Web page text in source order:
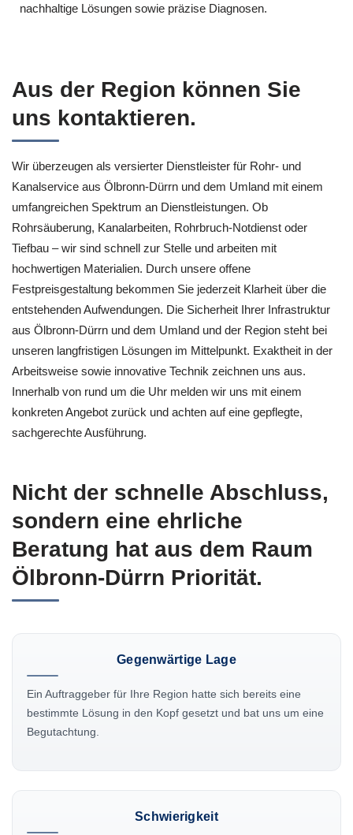
nachhaltige Lösungen sowie präzise Diagnosen.
Aus der Region können Sie
uns kontaktieren.
Wir überzeugen als versierter Dienstleister für Rohr- und
Kanalservice aus Ölbronn-Dürrn und dem Umland mit einem
umfangreichen Spektrum an Dienstleistungen. Ob
Rohrsäuberung, Kanalarbeiten, Rohrbruch-Notdienst oder
Tiefbau – wir sind schnell zur Stelle und arbeiten mit
hochwertigen Materialien. Durch unsere offene
Festpreisgestaltung bekommen Sie jederzeit Klarheit über die
entstehenden Aufwendungen. Die Sicherheit Ihrer Infrastruktur
aus Ölbronn-Dürrn und dem Umland und der Region steht bei
unseren langfristigen Lösungen im Mittelpunkt. Exaktheit in der
Arbeitsweise sowie innovative Technik zeichnen uns aus.
Innerhalb von rund um die Uhr melden wir uns mit einem
konkreten Angebot zurück und achten auf eine gepflegte,
sachgerechte Ausführung.
Nicht der schnelle Abschluss,
sondern eine ehrliche
Beratung hat aus dem Raum
Ölbronn-Dürrn Priorität.
Gegenwärtige Lage
Ein Auftraggeber für Ihre Region hatte sich bereits eine
bestimmte Lösung in den Kopf gesetzt und bat uns um eine
Begutachtung.
Schwierigkeit